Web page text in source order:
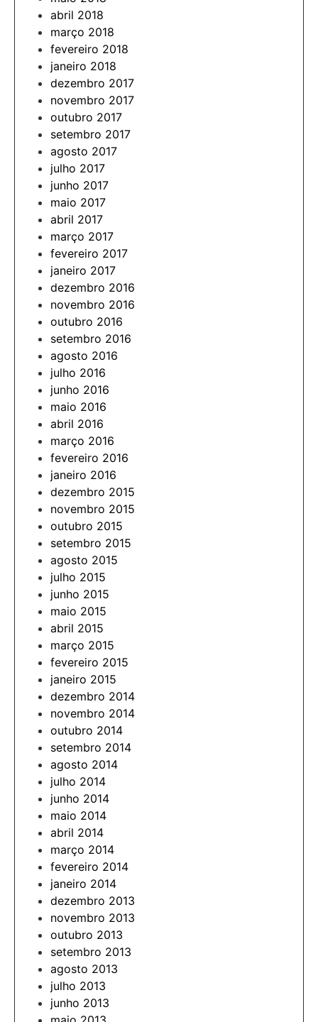
abril 2018
março 2018
fevereiro 2018
janeiro 2018
dezembro 2017
novembro 2017
outubro 2017
setembro 2017
agosto 2017
julho 2017
junho 2017
maio 2017
abril 2017
março 2017
fevereiro 2017
janeiro 2017
dezembro 2016
novembro 2016
outubro 2016
setembro 2016
agosto 2016
julho 2016
junho 2016
maio 2016
abril 2016
março 2016
fevereiro 2016
janeiro 2016
dezembro 2015
novembro 2015
outubro 2015
setembro 2015
agosto 2015
julho 2015
junho 2015
maio 2015
abril 2015
março 2015
fevereiro 2015
janeiro 2015
dezembro 2014
novembro 2014
outubro 2014
setembro 2014
agosto 2014
julho 2014
junho 2014
maio 2014
abril 2014
março 2014
fevereiro 2014
janeiro 2014
dezembro 2013
novembro 2013
outubro 2013
setembro 2013
agosto 2013
julho 2013
junho 2013